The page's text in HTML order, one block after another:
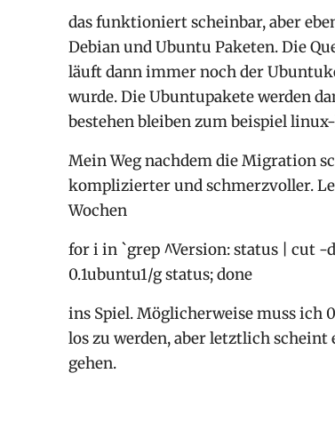
das funktioniert scheinbar, aber
Debian und Ubuntu Paketen. Die
läuft dann immer noch der
wurde. Die Ubuntupakete werden
bestehen bleiben zum beispiel
Mein Weg nachdem die Migration
komplizierter und schmerzvoller.
Wochen
for i in `grep ^Version: status | cut -
0.1ubuntu1/g status; done
ins Spiel. Möglicherweise muss ich
los zu werden, aber letztlich
gehen.